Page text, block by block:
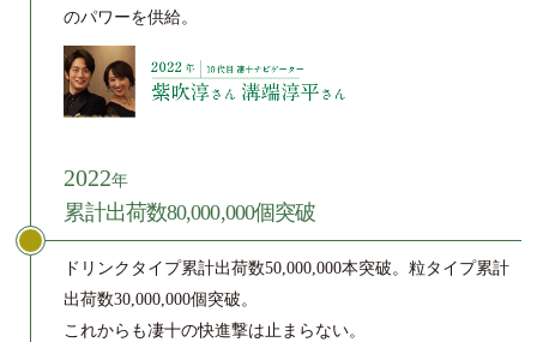
のパワーを供給。
2022年
累計出荷数80,000,000個突破
ドリンクタイプ累計出荷数50,000,000本突破。粒タイプ累計
出荷数30,000,000個突破。
これからも凄十の快進撃は止まらない。